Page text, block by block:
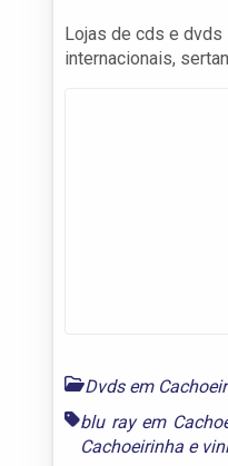
Lojas de cds e dvds
internacionais,
Dvds em
blu ray em
Cachoeirinha e